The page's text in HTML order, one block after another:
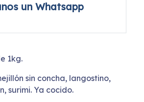
un Whatsapp
1kg.
sin concha, langostino,
surimi. Ya cocido.